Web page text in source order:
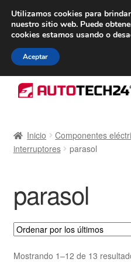
ENTREGA
De lunes a
navegación
al
Caja registradora
Contacto
Inicio Componentes
interruptores
parasol
parasol
Mostrando 1–12 de 13
Utilizamos cookies para
nuestro sitio web. Puede
cookies estamos usando o
Aceptar